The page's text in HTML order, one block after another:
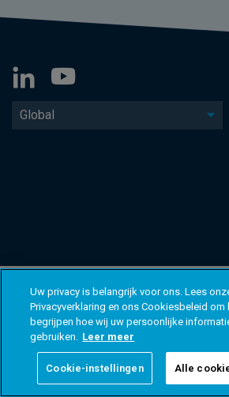
Global
Uw privacy is belangrijk voor ons. Lees
Privacyverklaring en ons Cookiesbeleid om
begrijpen hoe wij uw persoonlijke
gebruiken. Leer meer
Cookie-instellingen Alle